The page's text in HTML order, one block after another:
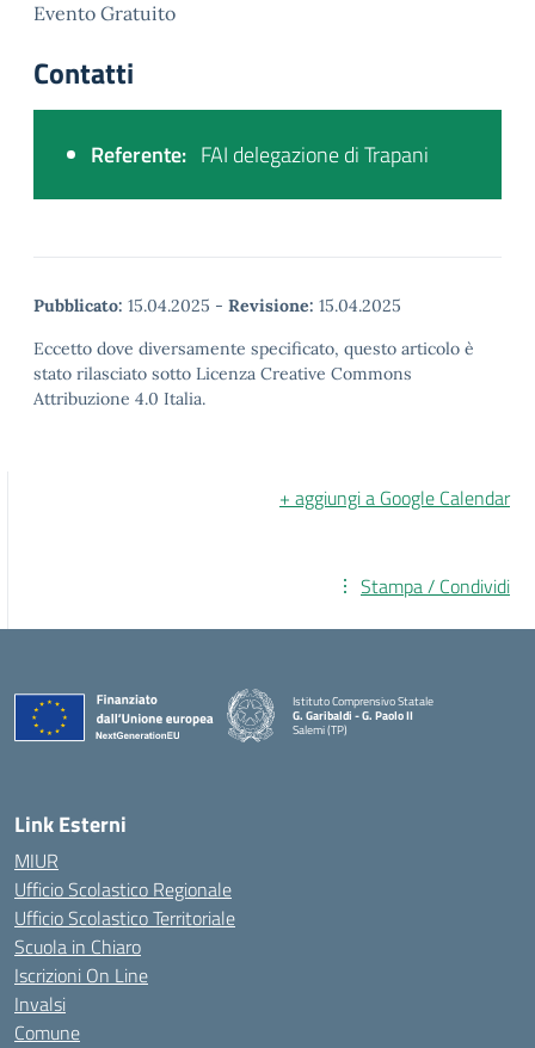
Evento Gratuito
Contatti
Referente: FAI delegazione di Trapani
Pubblicato: 15.04.2025 - Revisione: 15.04.2025
Eccetto dove diversamente specificato, questo articolo è
stato rilasciato sotto Licenza Creative Commons
Attribuzione 4.0 Italia.
+ aggiungi a Google Calendar
Stampa / Condividi
Istituto Comprensivo Statale
G. Garibaldi - G. Paolo II
Salemi (TP)
Link Esterni
MIUR
Ufficio Scolastico Regionale
Ufficio Scolastico Territoriale
Scuola in Chiaro
Iscrizioni On Line
Invalsi
Comune